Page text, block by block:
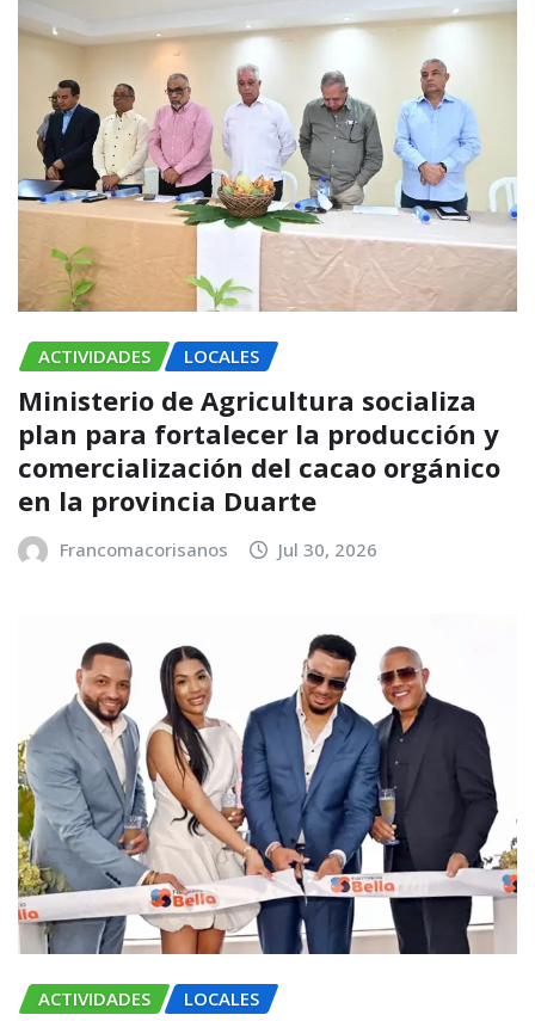
ACTIVIDADES LOCALES
Ministerio de Agricultura socializa
plan para fortalecer la producción y
comercialización del cacao orgánico
en la provincia Duarte
Francomacorisanos Jul 30, 2026
ACTIVIDADES LOCALES